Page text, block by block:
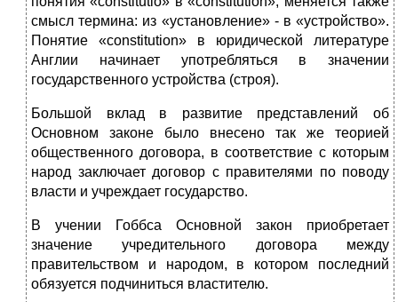
смысл термина: из «установление» - в «устройство».
Понятие «constitution» в юридической литературе
Англии начинает употребляться в значении
государственного устройства (строя).
Большой вклад в развитие представлений об
Основном законе было внесено так же теорией
общественного договора, в соответствие с которым
народ заключает договор с правителями по поводу
власти и учреждает государство.
В учении Гоббса Основной закон приобретает
значение учредительного договора между
правительством и народом, в котором последний
обязуется подчиниться властителю.